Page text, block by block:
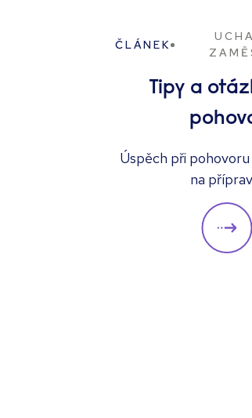
ČLÁNEK
Tipy a
Úspěch při
na